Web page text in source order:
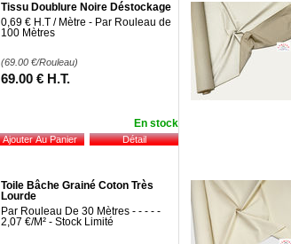
Tissu Doublure Noire Déstockage
0,69 € H.T / Mètre - Par Rouleau de
100 Mètres
(69.00 €/Rouleau)
69.00 € H.T.
En stock
Toile Bâche Grainé Coton Très
Lourde
Par Rouleau De 30 Mètres - - - - -
2,07 €/M² - Stock Limité